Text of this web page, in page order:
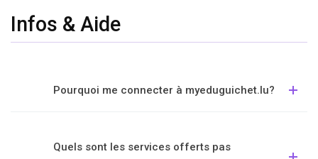
Infos & Aide
Pourquoi me connecter à myeduguichet.lu?
Quels sont les services offerts pas